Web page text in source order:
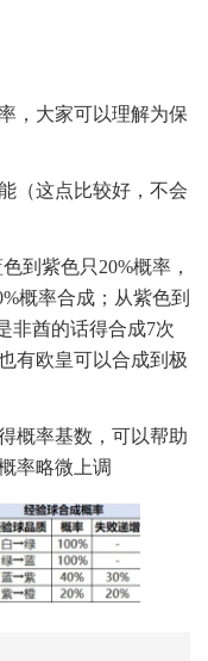
，大家可以理解为保
（这点比较好，不会
到紫色只20%概率，
概率合成；从紫色到
非酋的话得合成7次
有欧皇可以合成到极
概率基数，可以帮助
率略微上调